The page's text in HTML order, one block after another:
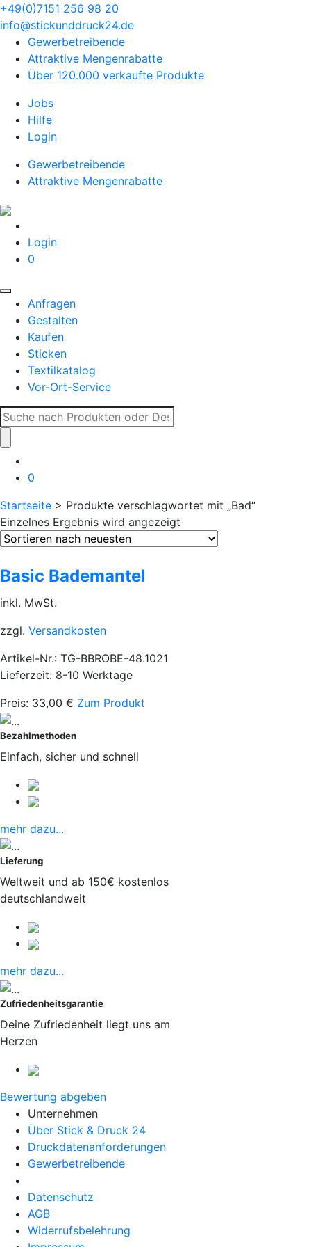
+49(0)7151 256 98 20‬
info@stickunddruck24.de
Gewerbetreibende
Attraktive Mengenrabatte
Über 120.000 verkaufte Produkte
Jobs
Hilfe
Login
Gewerbetreibende
Attraktive Mengenrabatte
Login
0
Anfragen
Gestalten
Kaufen
Sticken
Textilkatalog
Vor-Ort-Service
Suche
nach:
0
Startseite > Produkte verschlagwortet mit „Bad“
Einzelnes Ergebnis wird angezeigt
Basic Bademantel
inkl. MwSt.
zzgl. Versandkosten
Artikel-Nr.: TG-BBROBE-48.1021
Lieferzeit: 8-10 Werktage
Preis: 33,00 € Zum Produkt
Bezahlmethoden
Einfach, sicher und schnell
mehr dazu...
Lieferung
Weltweit und ab 150€ kostenlos
deutschlandweit
mehr dazu...
Zufriedenheitsgarantie
Deine Zufriedenheit liegt uns am
Herzen
Bewertung abgeben
Unternehmen
Über Stick & Druck 24
Druckdatenanforderungen
Gewerbetreibende
Datenschutz
AGB
Widerrufsbelehrung